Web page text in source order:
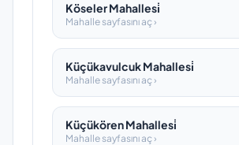
Köseler Mahallesi̇
Mahalle sayfasını aç ›
Küçükavulcuk Mahallesi̇
Mahalle sayfasını aç ›
Küçükören Mahallesi̇
Mahalle sayfasını aç ›